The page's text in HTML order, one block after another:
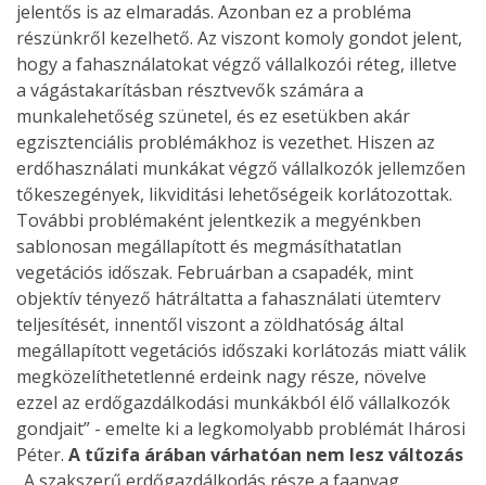
jelentős is az elmaradás. Azonban ez a probléma
részünkről kezelhető. Az viszont komoly gondot jelent,
hogy a fahasználatokat végző vállalkozói réteg, illetve
a vágástakarításban résztvevők számára a
munkalehetőség szünetel, és ez esetükben akár
egzisztenciális problémákhoz is vezethet. Hiszen az
erdőhasználati munkákat végző vállalkozók jellemzően
tőkeszegények, likviditási lehetőségeik korlátozottak.
További problémaként jelentkezik a megyénkben
sablonosan megállapított és megmásíthatatlan
vegetációs időszak. Februárban a csapadék, mint
objektív tényező hátráltatta a fahasználati ütemterv
teljesítését, innentől viszont a zöldhatóság által
megállapított vegetációs időszaki korlátozás miatt válik
megközelíthetetlenné erdeink nagy része, növelve
ezzel az erdőgazdálkodási munkákból élő vállalkozók
gondjait” - emelte ki a legkomolyabb problémát Ihárosi
Péter. A tűzifa árában várhatóan nem lesz változás